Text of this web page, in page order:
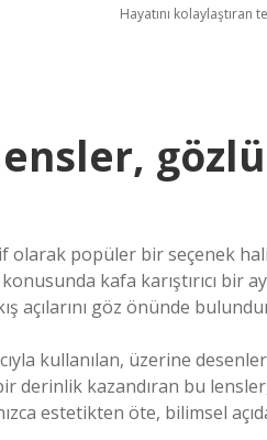
Hayatını kolaylaştıran
popüler bir seçenek
kafa karıştırıcı bir
açılarını göz önünde
kullanılan, üzerine
derinlik kazandıran bu
estetikten öte, bilimsel